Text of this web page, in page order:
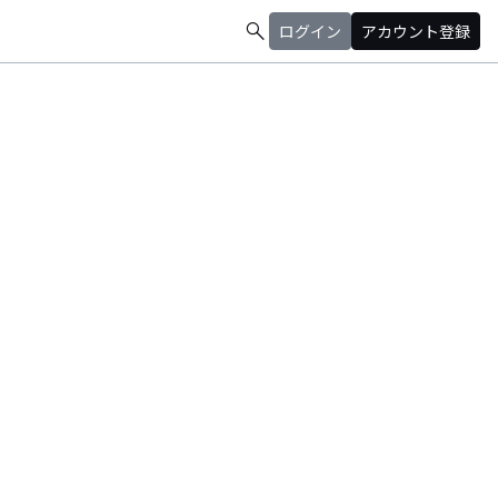
search ログイン アカウント登録